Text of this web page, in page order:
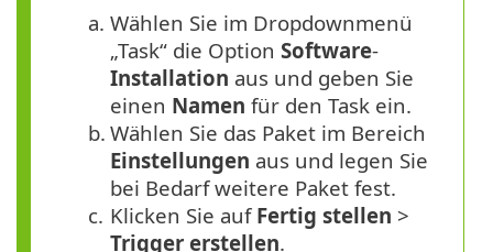
a. Wählen Sie im Dropdownmenü
„Task“ die Option Software-
Installation aus und geben Sie
einen Namen für den Task ein.
b. Wählen Sie das Paket im Bereich
Einstellungen aus und legen Sie
bei Bedarf weitere Paket fest.
c. Klicken Sie auf Fertig stellen >
Trigger erstellen.